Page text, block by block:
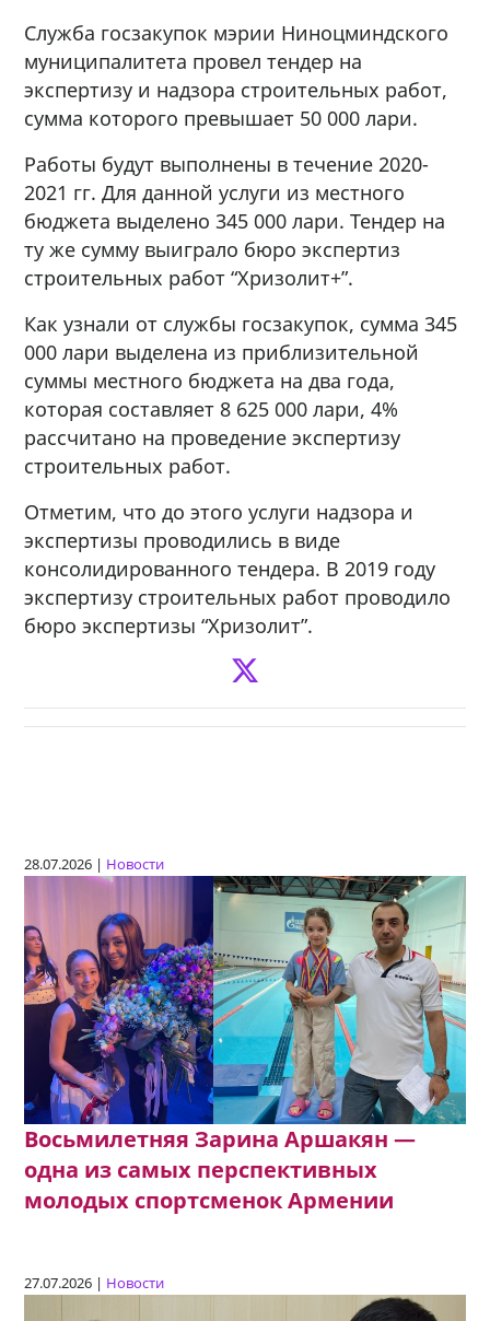
Служба госзакупок мэрии Ниноцминдского
муниципалитета провел тендер на
экспертизу и надзора строительных работ,
сумма которого превышает 50 000 лари.
Работы будут выполнены в течение 2020-
2021 гг. Для данной услуги из местного
бюджета выделено 345 000 лари. Тендер на
ту же сумму выиграло бюро экспертиз
строительных работ “Хризолит+”.
Как узнали от службы госзакупок, сумма 345
000 лари выделена из приблизительной
суммы местного бюджета на два года,
которая составляет 8 625 000 лари, 4%
рассчитано на проведение экспертизу
строительных работ.
Отметим, что до этого услуги надзора и
экспертизы проводились в виде
консолидированного тендера. В 2019 году
экспертизу строительных работ проводило
бюро экспертизы “Хризолит”.
28.07.2026 | Новости
Восьмилетняя Зарина Аршакян —
одна из самых перспективных
молодых спортсменок Армении
27.07.2026 | Новости